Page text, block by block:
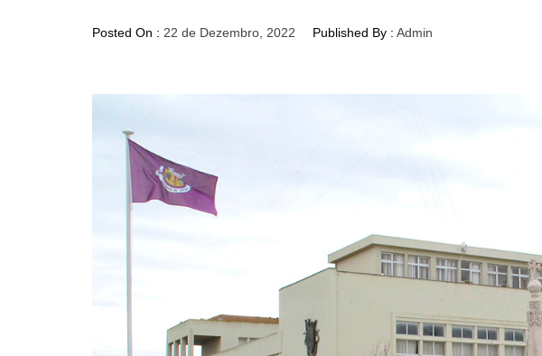
Posted On : 22 de Dezembro, 2022 Published By : Admin